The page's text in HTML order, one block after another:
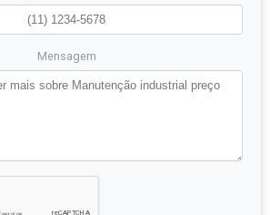
Mensagem